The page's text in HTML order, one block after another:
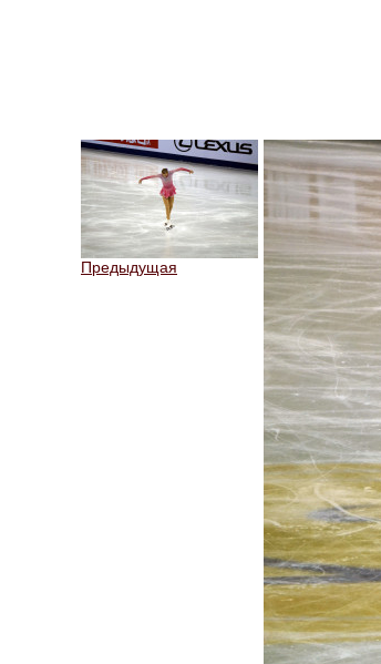
Предыдущая